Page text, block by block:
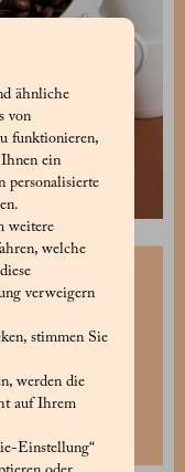
ähnliche
von
funktionieren,
ein
personalisierte
weitere
welche
verweigern
stimmen Sie
werden die
auf Ihrem
Einstellung“